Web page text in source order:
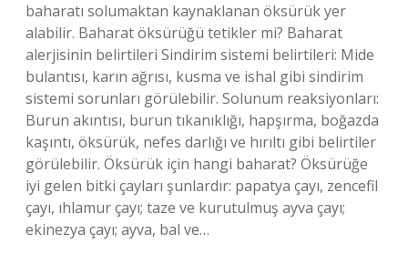
baharatı solumaktan kaynaklanan öksürük yer
alabilir. Baharat öksürüğü tetikler mi? Baharat
alerjisinin belirtileri Sindirim sistemi belirtileri: Mide
bulantısı, karın ağrısı, kusma ve ishal gibi sindirim
sistemi sorunları görülebilir. Solunum reaksiyonları:
Burun akıntısı, burun tıkanıklığı, hapşırma, boğazda
kaşıntı, öksürük, nefes darlığı ve hırıltı gibi belirtiler
görülebilir. Öksürük için hangi baharat? Öksürüğe
iyi gelen bitki çayları şunlardır: papatya çayı, zencefil
çayı, ıhlamur çayı; taze ve kurutulmuş ayva çayı;
ekinezya çayı; ayva, bal ve…